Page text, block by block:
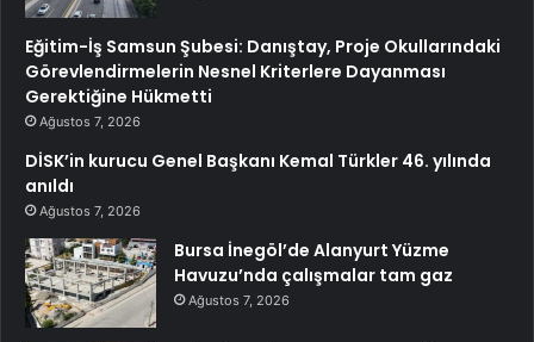
Eğitim-İş Samsun Şubesi: Danıştay, Proje Okullarındaki
Görevlendirmelerin Nesnel Kriterlere Dayanması
Gerektiğine Hükmetti
Ağustos 7, 2026
DİSK’in kurucu Genel Başkanı Kemal Türkler 46. yılında
anıldı
Ağustos 7, 2026
Bursa İnegöl’de Alanyurt Yüzme
Havuzu’nda çalışmalar tam gaz
Ağustos 7, 2026